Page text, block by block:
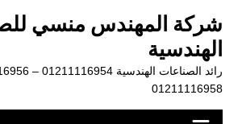
المحتوى
شركة المهندس منسي
الهندسية
01211116958